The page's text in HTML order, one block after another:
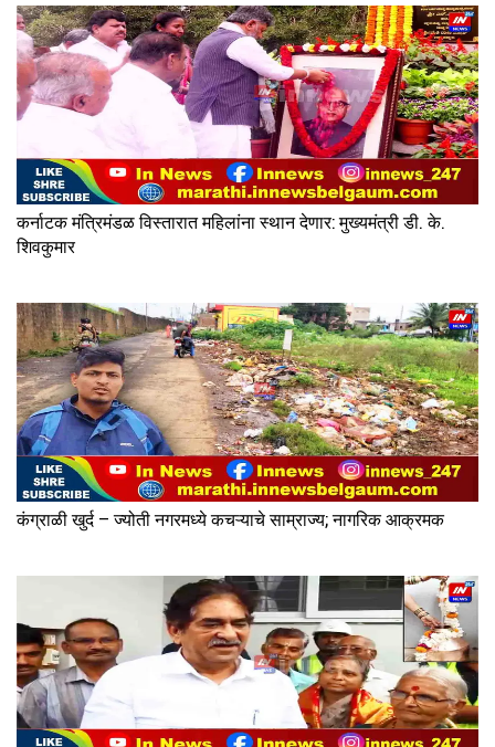
कर्नाटक मंत्रिमंडळ विस्तारात महिलांना स्थान देणार: मुख्यमंत्री डी. के.
शिवकुमार
कंग्राळी खुर्द – ज्योती नगरमध्ये कचऱ्याचे साम्राज्य; नागरिक आक्रमक